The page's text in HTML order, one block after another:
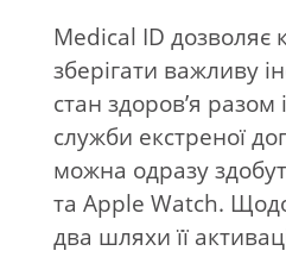
Medical ID дозволяє
зберігати важливу
стан здоров’я разом
служби екстреної
можна одразу
та Apple Watch. Щодо
два шляхи її